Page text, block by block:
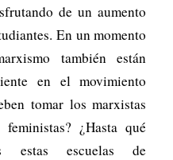
de un aumento
En un momento
también están
en el movimiento
tomar los marxistas
¿Hasta qué
estas escuelas de